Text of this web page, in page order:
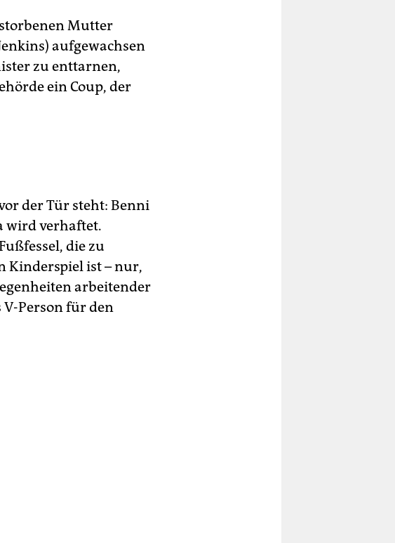
Mutter
aufgewachsen
zu enttarnen,
ein Coup, der
der Tür steht: Benni
wird verhaftet.
die zu
Kinderspiel ist – nur,
arbeitender
V-Person für den